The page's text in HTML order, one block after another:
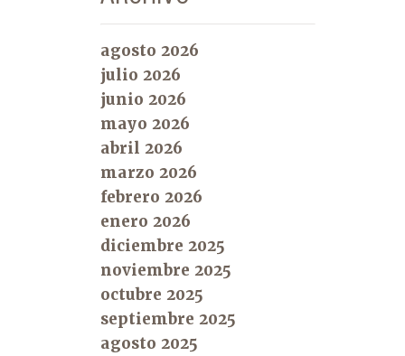
agosto 2026
julio 2026
junio 2026
mayo 2026
abril 2026
marzo 2026
febrero 2026
enero 2026
diciembre 2025
noviembre 2025
octubre 2025
septiembre 2025
agosto 2025